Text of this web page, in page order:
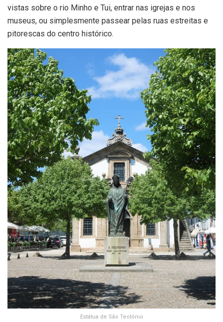
vistas sobre o rio Minho e Tui, entrar nas igrejas e nos
museus, ou simplesmente passear pelas ruas estreitas e
pitorescas do centro histórico.
Estátua de São Teotónio